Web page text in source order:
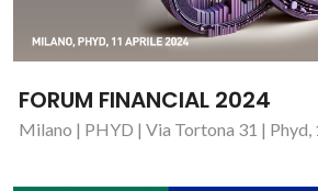
FORUM FINANCIAL 2024
Milano | PHYD | Via Tortona 31 | Phyd,